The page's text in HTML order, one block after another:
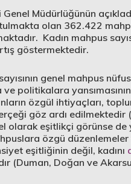
Müdürlüğünün
olan 362.422
Kadın mahpus
göstermektedir.
genel mahpus
ve politikalara
özgül ihtiyaçları,
göz ardı
olarak eşitlikçi görünse de
özgü düzenlemeler
eşitliğinin değil, kadını
(Duman, Doğan ve